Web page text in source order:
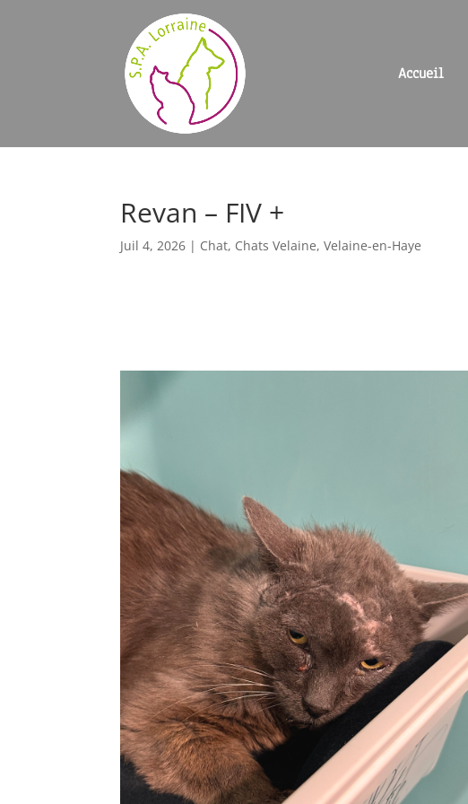
Accueil
Revan – FIV +
Juil 4, 2026 | Chat, Chats Velaine,Velaine-en-Haye